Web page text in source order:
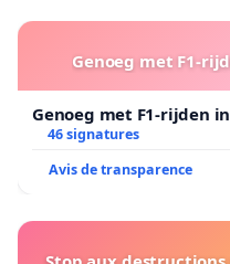
Genoeg met F1-
Genoeg met F1-rijden
46 signatures
Avis de transparence